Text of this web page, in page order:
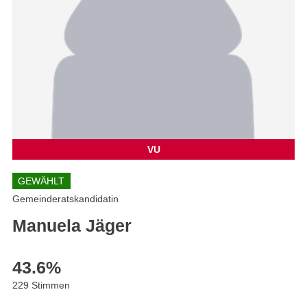
VU
GEWÄHLT
Gemeinderatskandidatin
Manuela Jäger
43.6%
229 Stimmen